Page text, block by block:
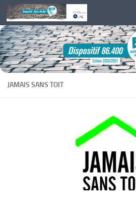
Skip to content
JAMAIS SANS TOIT